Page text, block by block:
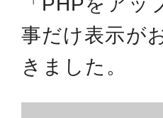
事だけ表示が
きました。